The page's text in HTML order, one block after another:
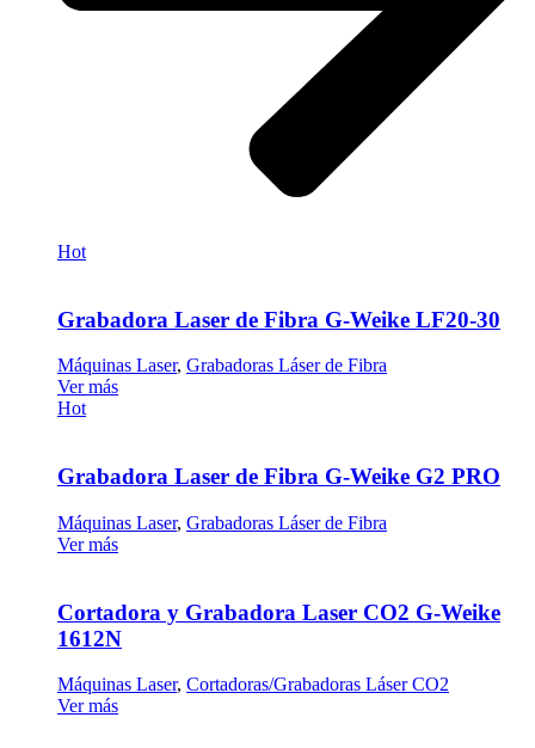
Hot
Grabadora Laser de Fibra G-Weike LF20-30
Máquinas Laser, Grabadoras Láser de Fibra
Ver más
Hot
Grabadora Laser de Fibra G-Weike G2 PRO
Máquinas Laser, Grabadoras Láser de Fibra
Ver más
Cortadora y Grabadora Laser CO2 G-Weike
1612N
Máquinas Laser, Cortadoras/Grabadoras Láser CO2
Ver más